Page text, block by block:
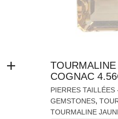
TOURMALINE
COGNAC
PIERRES TAILLÉES
GEMSTONES,
TOURMALINE